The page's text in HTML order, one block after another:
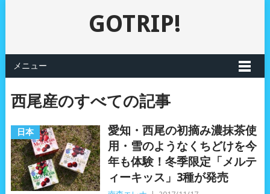
GOTRIP!
メニュー
西尾産のすべての記事
日本
愛知・西尾の初摘み濃抹茶使
用・雪のようなくちどけを今
年も体験！冬季限定「メルテ
ィーキッス」3種が発売